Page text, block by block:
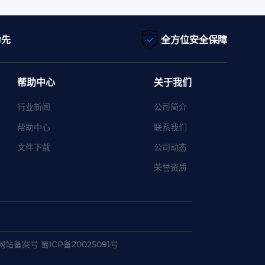
全方位安全保障
帮助中心
行业新闻
帮助中心
文件下载
关于我们
公司简介
联系我们
公司动态
荣誉资质
站备案号 蜀ICP备20025091号